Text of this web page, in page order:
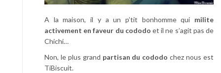
A la maison, il y a un p’tit bonhomme qui milite
activement en faveur du cododo et il ne s’agit pas de
Chichi…
Non, le plus grand partisan du cododo chez nous est
TiBiscuit.